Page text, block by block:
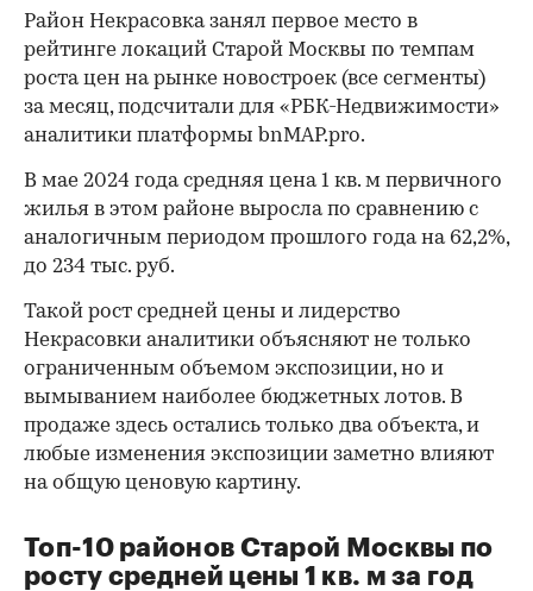
Район Некрасовка занял первое место в
рейтинге локаций Старой Москвы по темпам
роста цен на рынке новостроек (все сегменты)
за месяц, подсчитали для «РБК-Недвижимости»
аналитики платформы bnMAP.pro.
В мае 2024 года средняя цена 1 кв. м первичного
жилья в этом районе выросла по сравнению с
аналогичным периодом прошлого года на 62,2%,
до 234 тыс. руб.
Такой рост средней цены и лидерство
Некрасовки аналитики объясняют не только
ограниченным объемом экспозиции, но и
вымыванием наиболее бюджетных лотов. В
продаже здесь остались только два объекта, и
любые изменения экспозиции заметно влияют
на общую ценовую картину.
Топ-10 районов Старой Москвы по
росту средней цены 1 кв. м за год